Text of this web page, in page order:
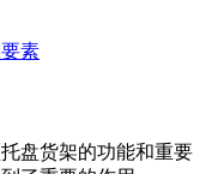
盘货架的功能和重要